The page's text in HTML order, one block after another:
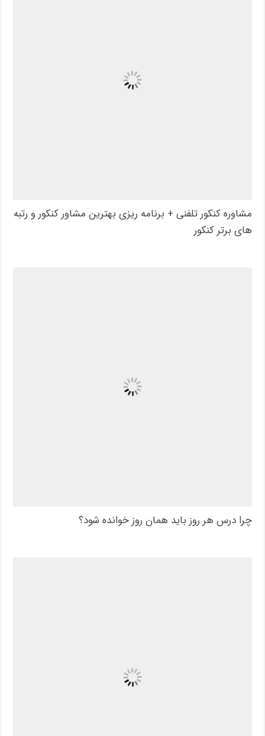
مشاوره کنکور تلفنی + برنامه ریزی بهترین مشاور کنکور و رتبه
های برتر کنکور
چرا درس هر روز باید همان روز خوانده شود؟